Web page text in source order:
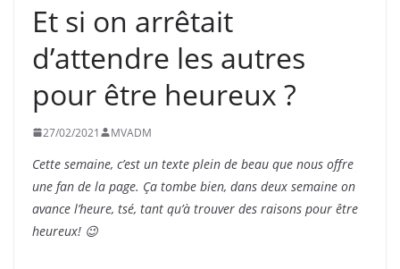
Et si on arrêtait
d’attendre les autres
pour être heureux ?
27/02/2021 MVADM
Cette semaine, c’est un texte plein de beau que nous offre
une fan de la page. Ça tombe bien, dans deux semaine on
avance l’heure, tsé, tant qu’à trouver des raisons pour être
heureux! 😉